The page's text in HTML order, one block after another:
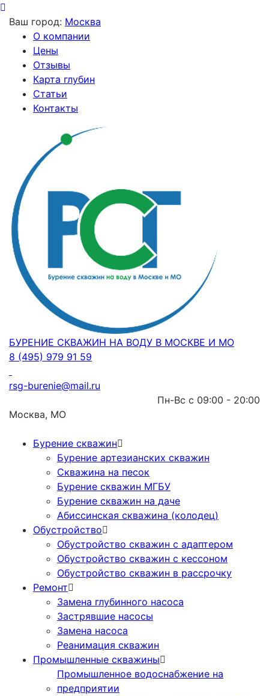
Ваш город: Москва
О компании
Цены
Отзывы
Карта глубин
Статьи
Контакты
БУРЕНИЕ СКВАЖИН НА ВОДУ В МОСКВЕ И МО
8 (495) 979 91 59
rsg-burenie@mail.ru
Пн-Вс с 09:00 - 20:00
Москва, МО
Бурение скважин
Бурение артезианских скважин
Скважина на песок
Бурение скважин МГБУ
Бурение скважин на даче
Абиссинская скважина (колодец)
Обустройство
Обустройство скважин с адаптером
Обустройство скважин с кессоном
Обустройство скважин в рассрочку
Ремонт
Замена глубинного насоса
Застрявшие насосы
Замена насоса
Реанимация скважин
Промышленные скважины
Промышленное водоснабжение на
предприятии